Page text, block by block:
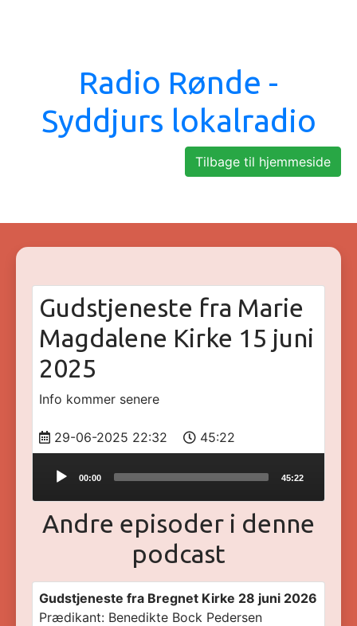
Radio Rønde -
Syddjurs lokalradio
Tilbage til hjemmeside
Gudstjeneste fra Marie
Magdalene Kirke 15 juni
2025
Info kommer senere
29-06-2025 22:32 45:22
Audio
00:00 45:22
Andre episoder i denne
podcast
Gudstjeneste fra Bregnet Kirke 28 juni 2026
Prædikant: Benedikte Bock Pedersen